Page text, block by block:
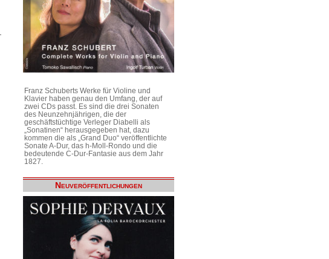
Franz Schuberts Werke für Violine und
Klavier haben genau den Umfang, der auf
zwei CDs passt. Es sind die drei Sonaten
des Neunzehnjährigen, die der
geschäftstüchtige Verleger Diabelli als
„Sonatinen“ herausgegeben hat, dazu
kommen die als „Grand Duo“ veröffentlichte
Sonate A-Dur, das h-Moll-Rondo und die
bedeutende C-Dur-Fantasie aus dem Jahr
1827.
Neuveröffentlichungen